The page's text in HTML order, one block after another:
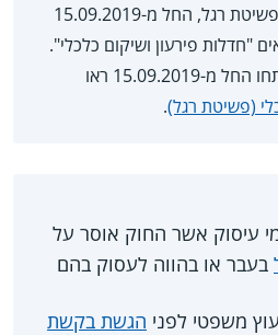
בעקבות רפורמה בהליכי פשיטת רגל, החל מ-15.09.2019
"חדלות פירעון ושיקום כלכלי".
ראו
(פשיטת רגל).
עיסוק אשר החוק אוסר על
בעבר או בהווה לעסוק בהם
משפטי לפני הגשת בקשת